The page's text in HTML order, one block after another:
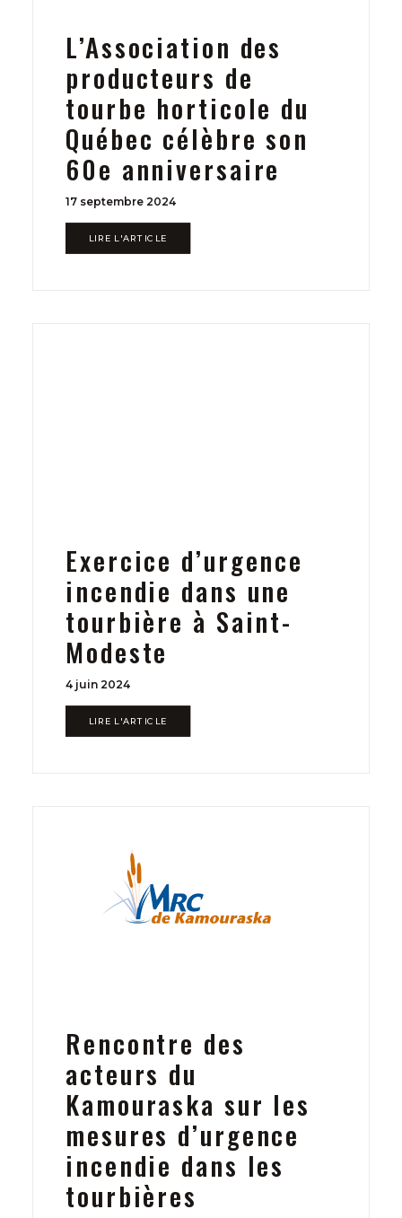
L’Association des
producteurs de
tourbe horticole du
Québec célèbre son
60e anniversaire
17 septembre 2024
LIRE L'ARTICLE
Exercice d’urgence
incendie dans une
tourbière à Saint-
Modeste
4 juin 2024
LIRE L'ARTICLE
Rencontre des
acteurs du
Kamouraska sur les
mesures d’urgence
incendie dans les
tourbières